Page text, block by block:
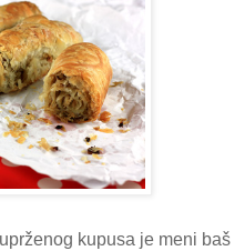
kupusa je meni baš